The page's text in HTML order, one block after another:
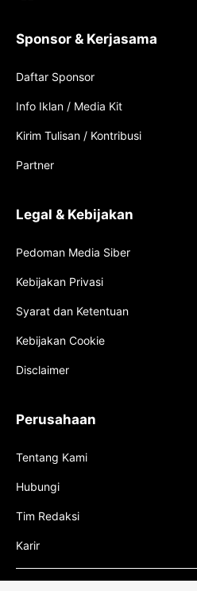
Sponsor & Kerjasama
Daftar Sponsor
Info Iklan / Media Kit
Kirim Tulisan / Kontribusi
Partner
Legal & Kebijakan
Pedoman Media Siber
Kebijakan Privasi
Syarat dan Ketentuan
Kebijakan Cookie
Disclaimer
Perusahaan
Tentang Kami
Hubungi
Tim Redaksi
Karir